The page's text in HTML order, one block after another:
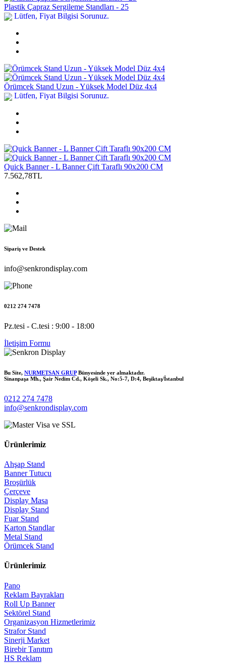
Plastik Çapraz Sergileme Standları - 25
Lütfen, Fiyat Bilgisi Sorunuz.
Örümcek Stand Uzun - Yüksek Model Düz 4x4
Lütfen, Fiyat Bilgisi Sorunuz.
Quick Banner - L Banner Çift Taraflı 90x200 CM
7.562,78TL
Sipariş ve Destek
info@senkrondisplay.com
0212 274 7478
Pz.tesi - C.tesi : 9:00 - 18:00
İletişim Formu
Bu Site, NURMETSAN GRUPBünyesinde yer almaktadır.
Sinanpaşa Mh., Şair Nedim Cd., Köşeli Sk., No:5-7, D:4, Beşiktaş/İstanbul
0212 274 7478
info@senkrondisplay.com
Ürünlerimiz
Ahşap Stand
Banner Tutucu
Broşürlük
Çerçeve
Display Masa
Display Stand
Fuar Stand
Karton Standlar
Metal Stand
Örümcek Stand
Ürünlerimiz
Pano
Reklam Bayrakları
Roll Up Banner
Sektörel Stand
Organizasyon Hizmetlerimiz
Strafor Stand
Sinerji Market
Birebir Tanıtım
HS Reklam